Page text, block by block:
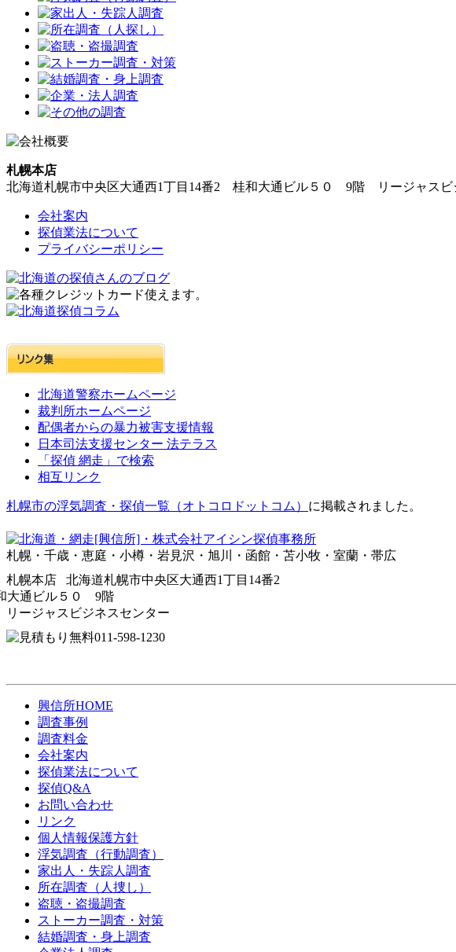
札幌本店
北海道札幌市中央区大通西1丁目14番2 桂和大通ビル５０ 9階 リージャスビ
会社案内
探偵業法について
プライバシーポリシー
北海道警察ホームページ
裁判所ホームページ
配偶者からの暴力被害支援情報
日本司法支援センター 法テラス
「探偵 網走」で検索
相互リンク
札幌市の浮気調査・探偵一覧（オトコロドットコム） に掲載されました。
札幌・千歳・恵庭・小樽・岩見沢・旭川・函館・苫小牧・室蘭・帯広
札幌本店 北海道札幌市中央区大通西1丁目14番2
通ビル５０ 9階
ージャスビジネスセンター
興信所HOME
調査事例
調査料金
会社案内
探偵業法について
探偵Q&A
お問い合わせ
リンク
個人情報保護方針
浮気調査（行動調査）
家出人・失踪人調査
所在調査（人捜し）
盗聴・盗撮調査
ストーカー調査・対策
結婚調査・身上調査